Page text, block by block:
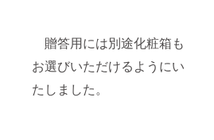
贈答用には別途化粧箱も
お選びいただけるようにい
たしました。